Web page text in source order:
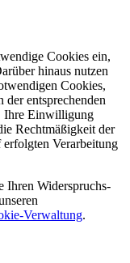
Cookies ein,
hinaus nutzen
Cookies,
der entsprechenden
Ihre Einwilligung
Rechtmäßigkeit der
Verarbeitung
Ihren Widerspruchs-
Verwaltung​.